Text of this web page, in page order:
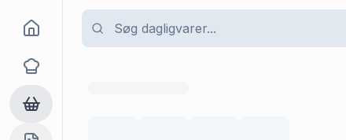
Goma
Opskrifter
Dagligvarer